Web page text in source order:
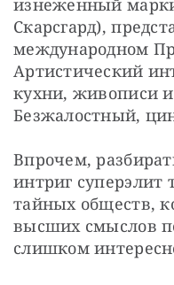
Скарсгард),
международном
Артистический
кухни, живописи
Безжалостный,
Впрочем,
интриг суперэлит
тайных обществ,
высших смыслов
слишком